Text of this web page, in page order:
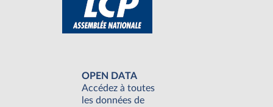
OPEN DATA
Accédez à toutes
les données de